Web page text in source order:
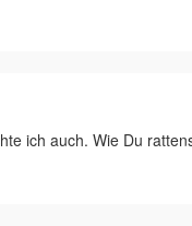
ich auch. Wie Du